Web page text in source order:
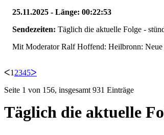
25.11.2025 - Länge: 00:22:53
Sendezeiten: Täglich die aktuelle Folge -
Mit Moderator Ralf Hoffend: Heilbronn:
ᐸ1 2345ᐳ
Seite 1 von 156, insgesamt 931 Einträge
Täglich die aktuelle